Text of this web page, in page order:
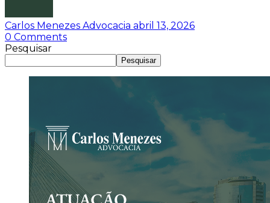
Carlos Menezes Advocacia abril 13, 2026
0 Comments
Pesquisar
Pesquisar